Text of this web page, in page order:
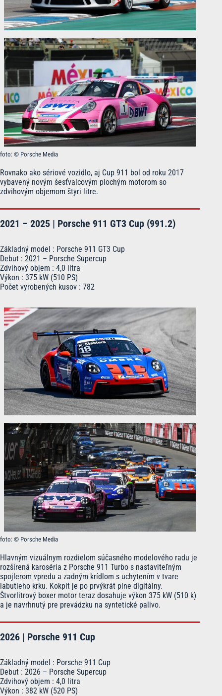
foto: © Porsche Media
Rovnako ako sériové vozidlo, aj Cup 911 bol od roku 2017
vybavený novým šesťvalcovým plochým motorom so
zdvihovým objemom štyri litre.
2021 – 2025 | Porsche 911 GT3 Cup (991.2)
Základný model : Porsche 911 GT3 Cup
Debut : 2021 – Porsche Supercup
Zdvihový objem : 4,0 litra
Výkon : 375 kW (510 PS)
Počet vyrobených kusov : 782
foto: © Porsche Media
Hlavným vizuálnym rozdielom súčasného modelového radu je
rozšírená karoséria z Porsche 911 Turbo s nastaviteľným
spojlerom vpredu a zadným krídlom s uchytením v tvare
labutieho krku. Kokpit je po prvýkrát plne digitálny.
Štvorlitrový boxer motor teraz dosahuje výkon 375 kW (510 k)
a je navrhnutý pre prevádzku na syntetické palivo.
2026 | Porsche 911 Cup
Základný model : Porsche 911 Cup
Debut : 2026 – Porsche Supercup
Zdvihový objem : 4,0 litra
Výkon : 382 kW (520 PS)